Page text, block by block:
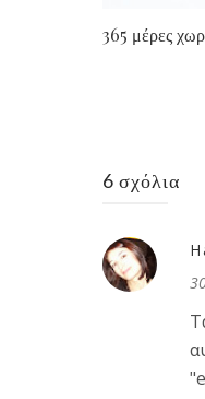
365 μέρες
6 σχόλια